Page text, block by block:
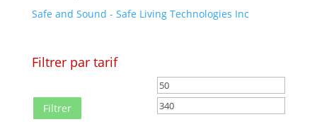
Safe and Sound - Safe Living Technologies Inc
Filtrer par tarif
Prix
min
Filtrer